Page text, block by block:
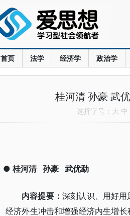
首页 法学 经济学 政治学
桂河清 孙豪 武
选择字号： 大 中
● 桂河清 孙豪 武优勐
内容提要： 深刻认识、用好
经济外生冲击和增强经济内生增